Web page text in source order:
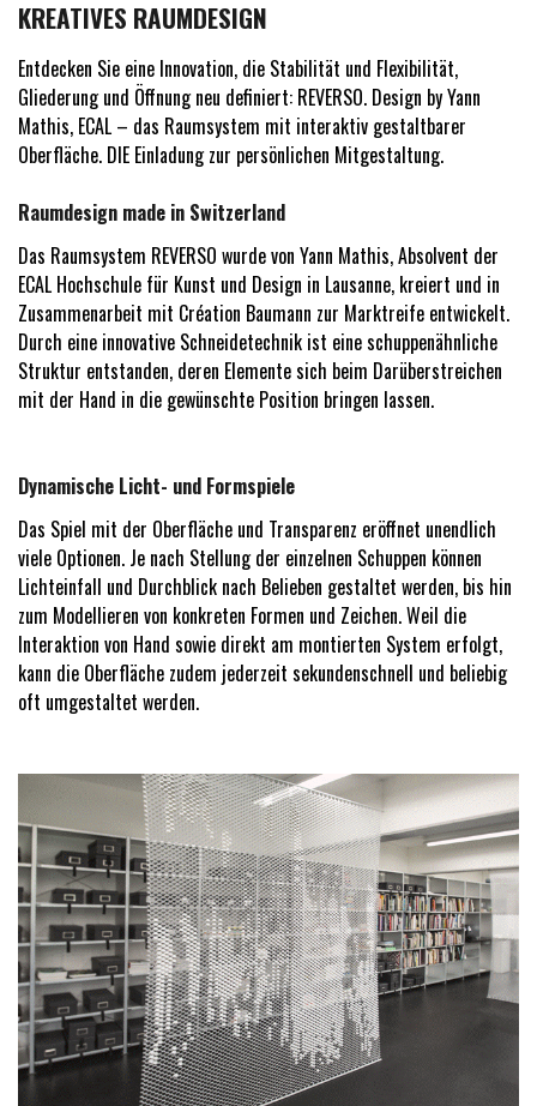
KREATIVES RAUMDESIGN
Entdecken Sie eine Innovation, die Stabilität und Flexibilität,
Gliederung und Öffnung neu definiert: REVERSO. Design by Yann
Mathis, ECAL – das Raumsystem mit interaktiv gestaltbarer
Oberfläche. DIE Einladung zur persönlichen Mitgestaltung.
Raumdesign made in Switzerland
Das Raumsystem REVERSO wurde von Yann Mathis, Absolvent der
ECAL Hochschule für Kunst und Design in Lausanne, kreiert und in
Zusammenarbeit mit Création Baumann zur Marktreife entwickelt.
Durch eine innovative Schneidetechnik ist eine schuppenähnliche
Struktur entstanden, deren Elemente sich beim Darüberstreichen
mit der Hand in die gewünschte Position bringen lassen.
Dynamische Licht- und Formspiele
Das Spiel mit der Oberfläche und Transparenz eröffnet unendlich
viele Optionen. Je nach Stellung der einzelnen Schuppen können
Lichteinfall und Durchblick nach Belieben gestaltet werden, bis hin
zum Modellieren von konkreten Formen und Zeichen. Weil die
Interaktion von Hand sowie direkt am montierten System erfolgt,
kann die Oberfläche zudem jederzeit sekundenschnell und beliebig
oft umgestaltet werden.